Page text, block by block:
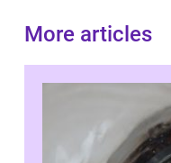
More articles